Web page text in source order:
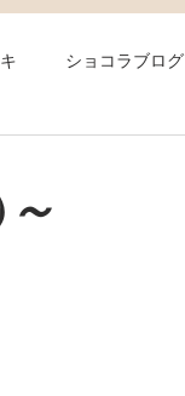
ショコラブログ